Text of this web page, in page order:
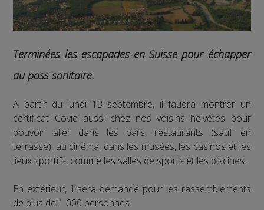
Terminées les escapades en Suisse pour échapper
au pass sanitaire.
A partir du lundi 13 septembre, il faudra montrer un
certificat Covid aussi chez nos voisins helvètes pour
pouvoir aller dans les bars, restaurants (sauf en
terrasse), au cinéma, dans les musées, les casinos et les
lieux sportifs, comme les salles de sports et les piscines.
En extérieur, il sera demandé pour les rassemblements
de plus de 1 000 personnes.